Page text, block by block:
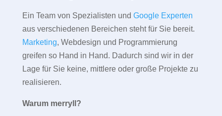
Ein Team von Spezialisten und Google Experten
aus verschiedenen Bereichen steht für Sie bereit.
Marketing, Webdesign und Programmierung
greifen so Hand in Hand. Dadurch sind wir in der
Lage für Sie keine, mittlere oder große Projekte zu
realisieren.
Warum merryll?